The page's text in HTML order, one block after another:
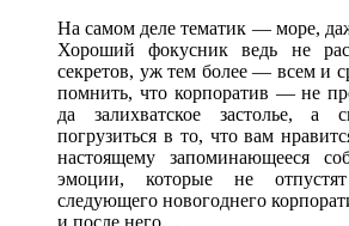
На самом деле тематик — море,
Хороший фокусник ведь не
секретов, уж тем более — всем и
помнить, что корпоратив — не
да залихватское застолье, а
погрузиться в то, что вам
настоящему запоминающееся
эмоции, которые не
следующего новогоднего